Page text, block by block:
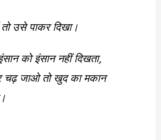
उसे पाकर दिखा।
को इंसान नहीं दिखता,
जाओ तो खुद का मकान